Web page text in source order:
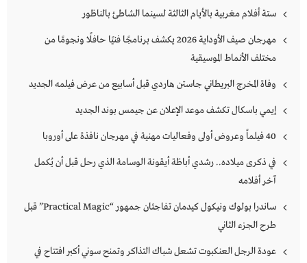
ستة أفلام مغربية بالأيام الثالثة لسينما الشاطئ بالناظور
مهرجان صيف الأوداية 2026 يكشف برنامجًا فنيًا حافلًا ونجومًا من
مختلف الأنماط الموسيقية
وفاة المخرج البريطاني جاستن هاردي قبل أسابيع من عرض فيلمه الجديد
إيمي باسكال تكشف موعد الإعلان عن جيمس بوند الجديد
40 فيلماً وعروض أولى وفعاليات مهنية في مهرجان نافذة على أوروبا
في ذكرى ميلاده.. رشدي أباظة أيقونة الوسامة الذي رحل قبل أن يُكمل
آخر أفلامه
ساندرا بولوك ونيكول كيدمان تفاجئان جمهور “Practical Magic” قبل
طرح الجزء الثاني
عودة الرجل العنكبوت تشعل شباك التذاكر وتمنح سوني أكبر افتتاح في